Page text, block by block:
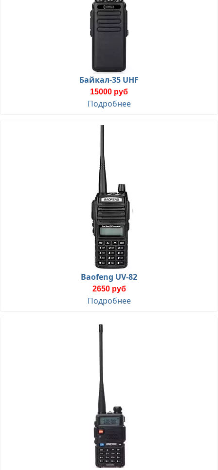
Байкал-35 UHF
15000 руб
Подробнее
Baofeng UV-82
2650 руб
Подробнее